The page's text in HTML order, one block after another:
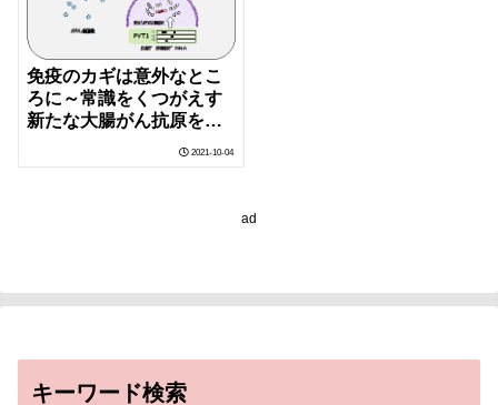
免疫のカギは意外なとこ
ろに～常識をくつがえす
新たな大腸がん抗原を発
2021-10-04
ad
キーワード検索